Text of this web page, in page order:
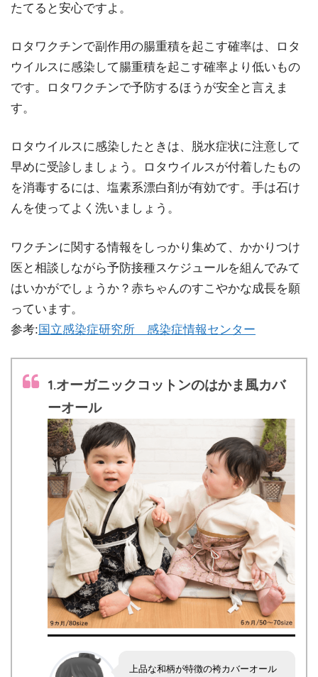
たてると安心ですよ。
ロタワクチンで副作用の腸重積を起こす確率は、ロタ
ウイルスに感染して腸重積を起こす確率より低いもの
です。ロタワクチンで予防するほうが安全と言えま
す。
ロタウイルスに感染したときは、脱水症状に注意して
早めに受診しましょう。ロタウイルスが付着したもの
を消毒するには、塩素系漂白剤が有効です。手は石け
んを使ってよく洗いましょう。
ワクチンに関する情報をしっかり集めて、かかりつけ
医と相談しながら予防接種スケジュールを組んでみて
はいかがでしょうか？赤ちゃんのすこやかな成長を願
っています。
参考:国立感染症研究所 感染症情報センター
1.オーガニックコットンのはかま風カバ
ーオール
上品な和柄が特徴の袴カバーオール